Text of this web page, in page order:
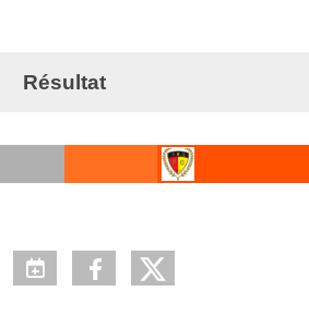
Résultat